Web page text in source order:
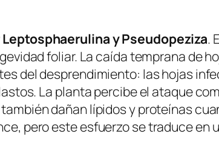
LeptosphaerulinayPseudopeziza.
foliar. La caída temprana de
del desprendimiento: las hojas
La planta percibe el ataque
dañan lípidos y proteínas
pero este esfuerzo se traduce